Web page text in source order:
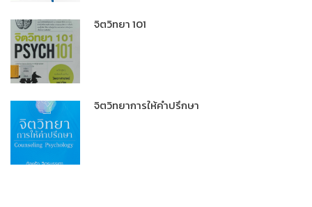
จิตวิทยา 101
จิตวิทยาการให้คำปรึกษา